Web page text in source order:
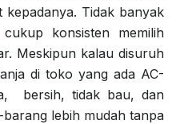
Tidak banyak
konsisten memilih
Meskipun kalau disuruh
di toko yang ada AC-
bersih, tidak bau, dan
lebih mudah tanpa